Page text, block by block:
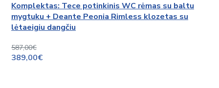
Komplektas: Tece potinkinis WC rėmas su baltu
mygtuku + Deante Peonia Rimless klozetas su
lėtaeigiu dangčiu
587,00€
389,00€